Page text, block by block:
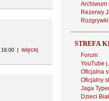
16:00 | więcej
Archiwum
Rezerwy
STREFA
Forum
YouTube
Oficjalna
Oficjalny
Jaga
Dzieci